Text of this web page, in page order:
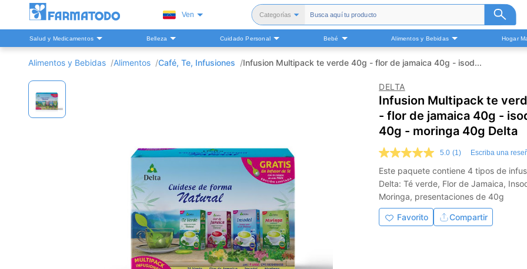
Ven Categorías
Todas
Belleza
Salud y Medicamentos Belleza Cuidado Personal Bebé Alimentos y Bebidas Hogar
Alimentos y Bebidas Alimentos Café, Te, Infusiones Infusion Multipack te verde 40g - flor de jamaica 40g - isod...
DELTA
Infusion Multipack te
- flor de jamaica 40g -
40g - moringa 40g Delta
5.0
de
5
estrellas,
valor
medio
de
valoración.
5.0 (1) Escriba una
Este paquete contiene 4 tipos de
Delta: Té verde, Flor de Jamaica,
Moringa, presentaciones de 40g
Favorito Compartir